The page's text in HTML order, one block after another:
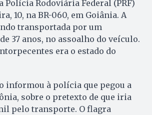
Polícia Rodoviária Federal (PRF)
10, na BR-060, em Goiânia. A
transportada por um
37 anos, no assoalho do veículo.
era o estado do
informou à polícia que pegou a
sobre o pretexto de que iria
pelo transporte. O flagra